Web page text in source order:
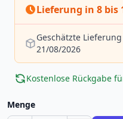
Lieferung in 8 bis
Geschätzte
21/08/2026
Kostenlose Rückgabe
Menge